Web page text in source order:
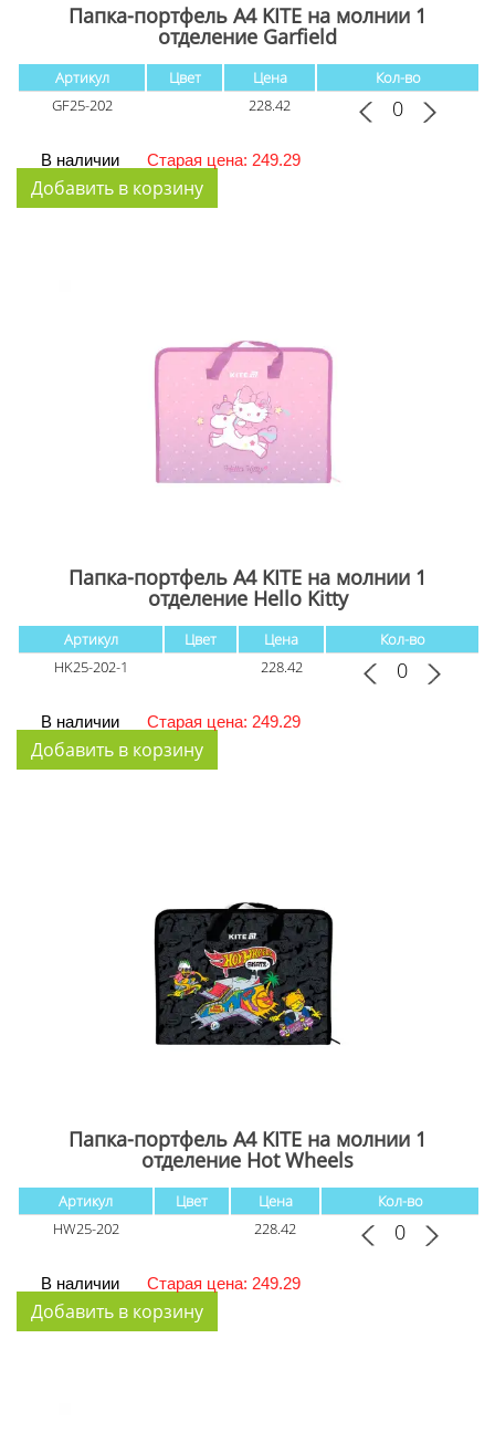
Папка-портфель А4 KITE на молнии 1
отделение Garfield
Артикул Цвет Цена
Кол-во
GF25-202
228.42
В наличии Старая цена: 249.29
Папка-портфель А4 KITE на молнии 1
отделение Hello Kitty
Артикул Цвет Цена
Кол-во
HK25-202-1
228.42
В наличии Старая цена: 249.29
Папка-портфель А4 KITE на молнии 1
отделение Hot Wheels
Артикул Цвет Цена
Кол-во
HW25-202
228.42
В наличии Старая цена: 249.29